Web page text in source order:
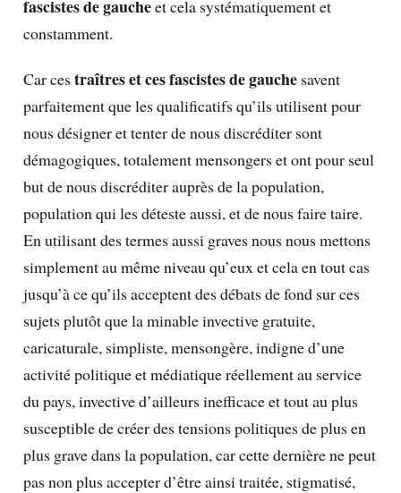
fascistes de gaucheet cela systématiquement et
constamment.
Car ces traîtres et ces fascistes de gauchesavent
parfaitement que les qualificatifs qu’ils utilisent pour
nous désigner et tenter de nous discréditer sont
démagogiques, totalement mensongers et ont pour seul
but de nous discréditer auprès de la population,
population qui les déteste aussi, et de nous faire taire.
En utilisant des termes aussi graves nous nous mettons
simplement au même niveau qu’eux et cela en tout cas
jusqu’à ce qu’ils acceptent des débats de fond sur ces
sujets plutôt que la minable invective gratuite,
caricaturale, simpliste, mensongère, indigne d’une
activité politique et médiatique réellement au service
du pays, invective d’ailleurs inefficace et tout au plus
susceptible de créer des tensions politiques de plus en
plus grave dans la population, car cette dernière ne peut
pas non plus accepter d’être ainsi traitée, stigmatisé,